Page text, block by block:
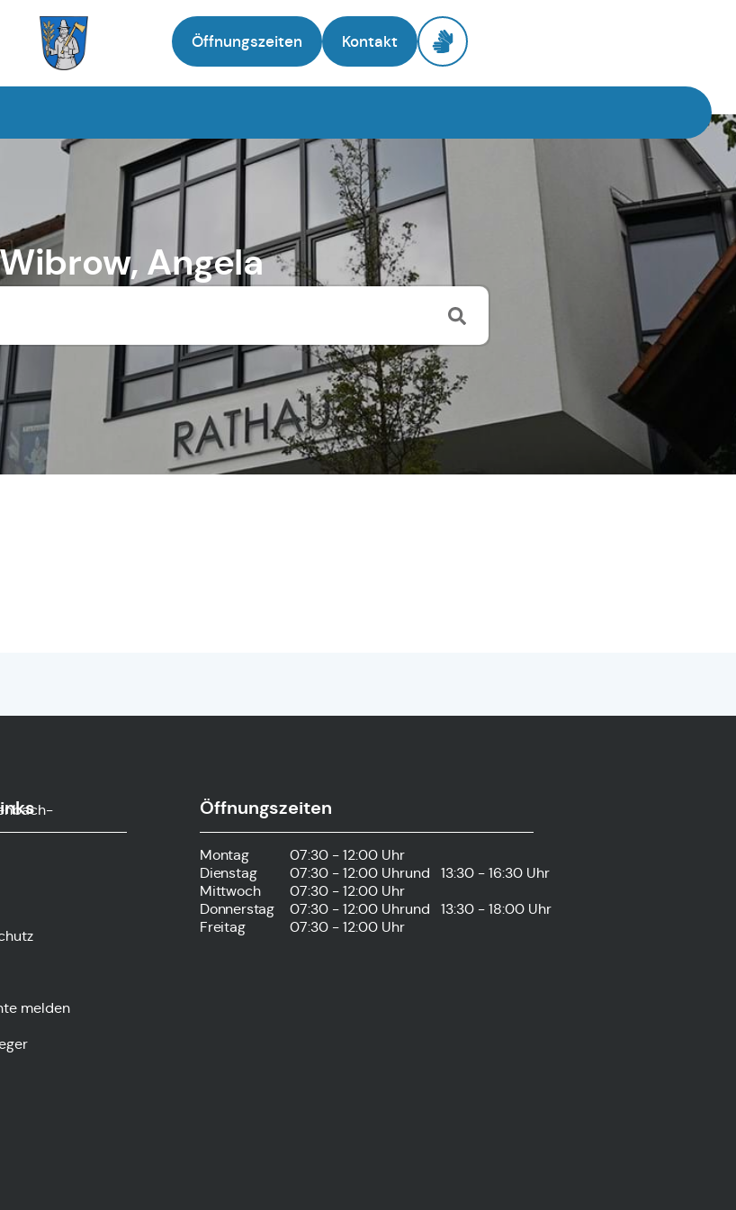
Öffnungszeiten Kontakt
Angela
melden
Öffnungszeiten
Montag
07:30 - 12:00 Uhr
Dienstag
07:30 - 12:00 Uhrund
13:30 - 16:30 Uhr
Mittwoch
07:30 - 12:00 Uhr
Donnerstag
07:30 - 12:00 Uhrund
13:30 - 18:00 Uhr
Freitag
07:30 - 12:00 Uhr